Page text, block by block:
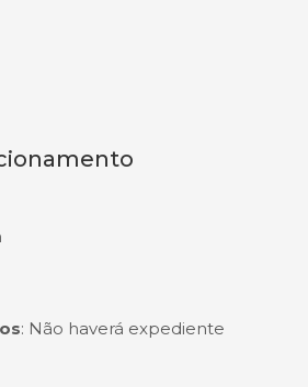
: Não haverá expediente